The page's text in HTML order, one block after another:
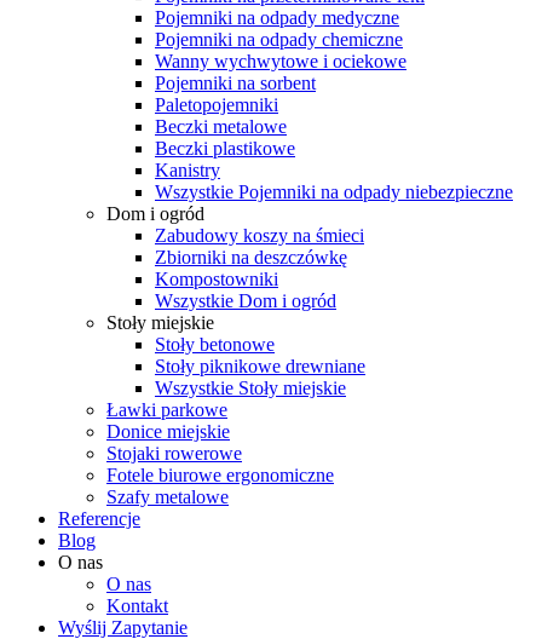
Pojemniki na odpady medyczne
Pojemniki na odpady chemiczne
Wanny wychwytowe i ociekowe
Pojemniki na sorbent
Paletopojemniki
Beczki metalowe
Beczki plastikowe
Kanistry
Wszystkie Pojemniki na odpady niebezpieczne
Dom i ogród
Zabudowy koszy na śmieci
Zbiorniki na deszczówkę
Kompostowniki
Wszystkie Dom i ogród
Stoły miejskie
Stoły betonowe
Stoły piknikowe drewniane
Wszystkie Stoły miejskie
Ławki parkowe
Donice miejskie
Stojaki rowerowe
Fotele biurowe ergonomiczne
Szafy metalowe
Referencje
Blog
O nas
O nas
Kontakt
Wyślij Zapytanie